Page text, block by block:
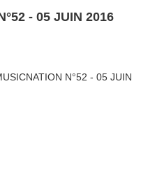
- 05 JUIN 2016